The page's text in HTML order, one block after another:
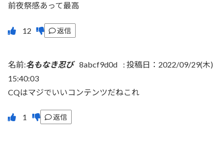
前夜祭感あって最高
返信
名前:名もなき忍び 8abcf9d0d : 投稿日：2022/09/29(木)
15:40:03
CQはマジでいいコンテンツだねこれ
返信